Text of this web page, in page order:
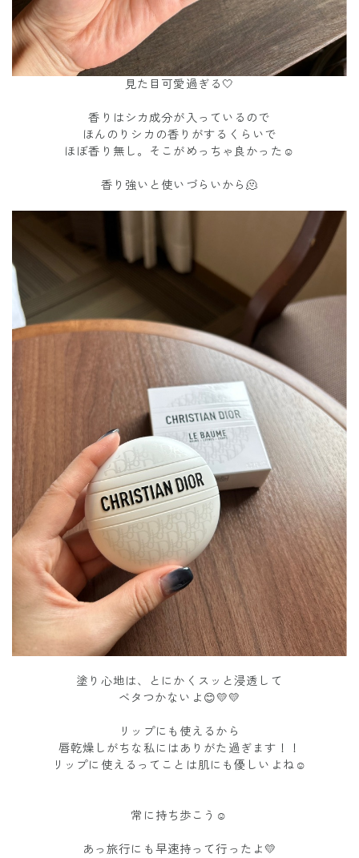
見た目可愛過ぎる🤍
香りはシカ成分が入っているので
ほんのりシカの香りがするくらいで
ほぼ香り無し。そこがめっちゃ良かった☺️
香り強いと使いづらいから🫠
塗り心地は、とにかくスッと浸透して
ベタつかないよ😊💛💛
リップにも使えるから
唇乾燥しがちな私にはありがた過ぎます！！
リップに使えるってことは肌にも優しいよね☺️
常に持ち歩こう☺️
あっ旅行にも早速持って行ったよ💛